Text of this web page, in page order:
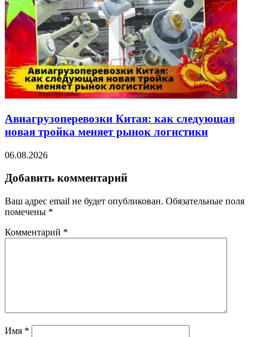
Авиагрузоперевозки Китая: как следующая
новая тройка меняет рынок логистики
06.08.2026
Добавить комментарий
Ваш адрес email не будет опубликован. Обязательные поля
помечены *
Комментарий *
Имя *